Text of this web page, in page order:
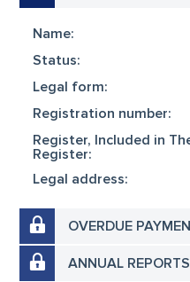
Name:
Status:
Legal form:
Registration number:
Register, Included in
Register:
Legal address:
OVERDUE
ANNUAL REPORTS